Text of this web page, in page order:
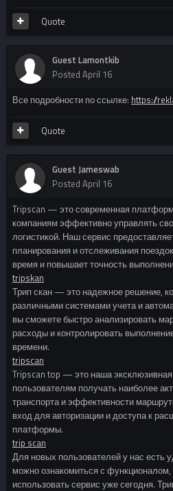
Quote
Guest Lamontkib
Posted April 16
Все подробности по ссылке: https://
Quote
Guest Jameswab
Posted April 16
Tripscan — это современная
компаниям эффективно управлять
логистикой. Наш сервис
планирования и отслеживания
время и повышает точность
tripskan
Трип скан — это надежное решение,
различными системами учета и
вы сможете быстро анализировать
расходы и контролировать
времени.
tripscan
Tripscan top — это наша
пользователям получать наиболее
транспорта и эффективности
вход для авторизации и доступа к
платформы.
trip scan
Для новых пользователей у нас есть
можно ознакомиться с функционалом,
использовать сервис уже сегодня.